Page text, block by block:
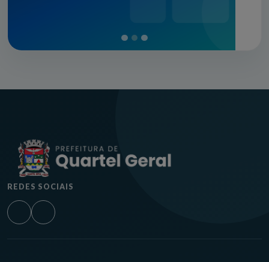
REDES SOCIAIS